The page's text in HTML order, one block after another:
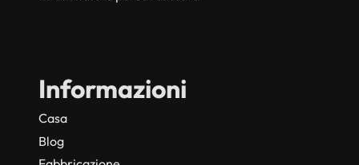
Informazioni
Casa
Blog